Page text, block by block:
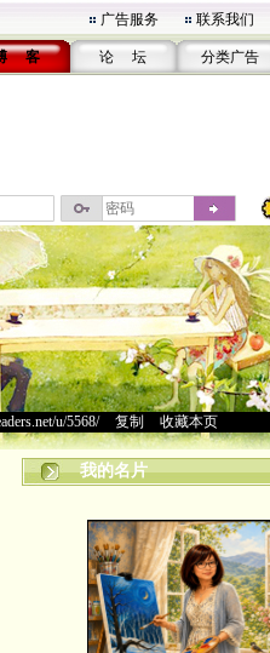
广告服务 联系我们
客 论 坛 分类广告
u/5568/> 复制 收藏本页
我的名片